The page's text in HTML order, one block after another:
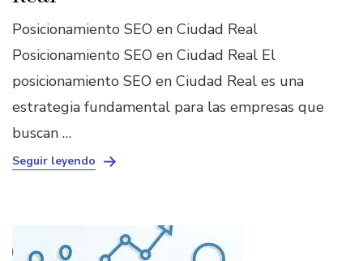
Posicionamiento SEO en Ciudad Real
Posicionamiento SEO en Ciudad Real El
posicionamiento SEO en Ciudad Real es una
estrategia fundamental para las empresas que
buscan …
Seguir leyendo